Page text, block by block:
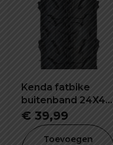
Kenda fatbike
buitenband
inch K1188
€ 39,99
Toevoegen